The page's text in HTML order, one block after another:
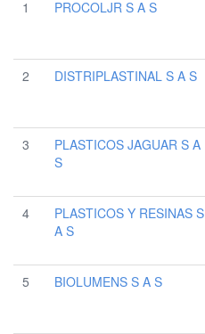
1 PROCOLJR S A S
2
DISTRIPLASTINAL S A S
3
PLASTICOS JAGUAR S A
S
4
PLASTICOS Y RESINAS S
A S
5
BIOLUMENS S A S